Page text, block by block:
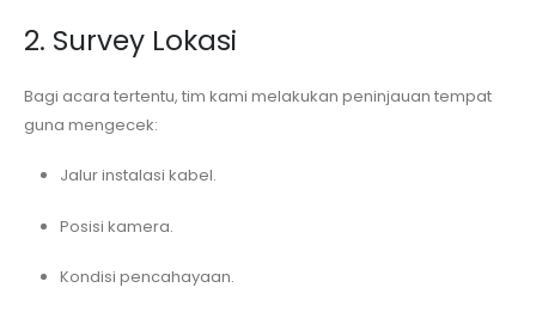
2. Survey Lokasi
Bagi acara tertentu, tim kami melakukan peninjauan tempat
guna mengecek:
Jalur instalasi kabel.
Posisi kamera.
Kondisi pencahayaan.